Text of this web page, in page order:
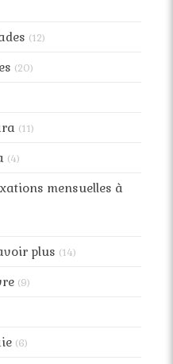
(12)
(20)
(11)
(4)
mensuelles à
plus (14)
(9)
(6)